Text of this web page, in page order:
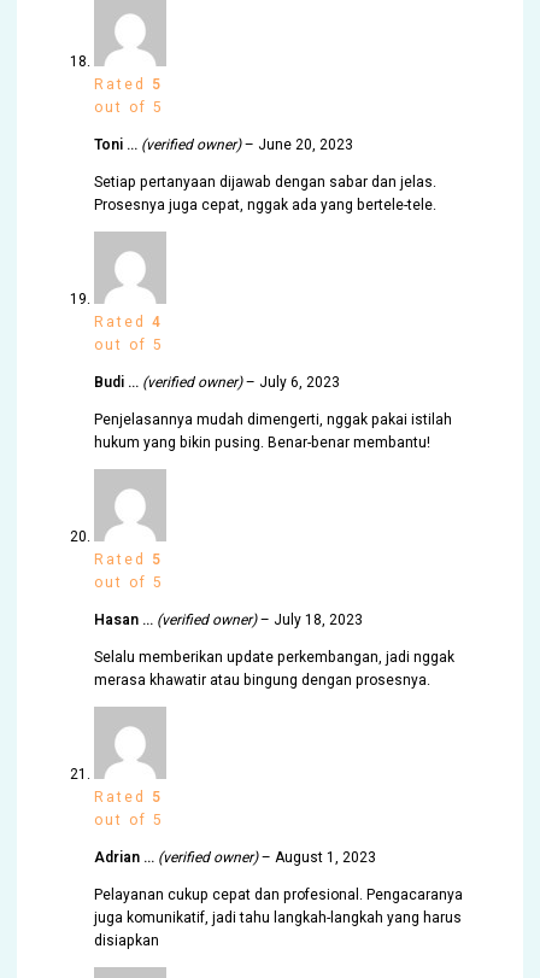
Rated 5
out of 5
Toni … (verified owner)– June 20, 2023
Setiap pertanyaan dijawab dengan sabar dan jelas.
Prosesnya juga cepat, nggak ada yang bertele-tele.
Rated4
out of 5
Budi … (verified owner)– July 6, 2023
Penjelasannya mudah dimengerti, nggak pakai istilah
hukum yang bikin pusing. Benar-benar membantu!
Rated 5
out of 5
Hasan … (verified owner)– July 18, 2023
Selalu memberikan update perkembangan, jadi nggak
merasa khawatir atau bingung dengan prosesnya.
Rated 5
out of 5
Adrian … (verified owner)– August 1, 2023
Pelayanan cukup cepat dan profesional. Pengacaranya
juga komunikatif, jadi tahu langkah-langkah yang harus
disiapkan